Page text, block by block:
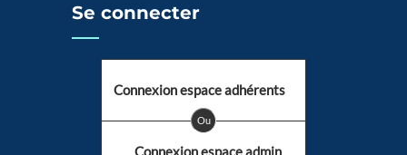
Se connecter
Connexion espace adhérents
Ou
Connexion espace admin